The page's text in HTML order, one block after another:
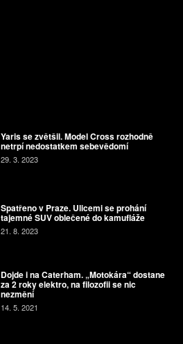
Yaris se zvětšil. Model Cross rozhodně
netrpí nedostatkem sebevědomí
29. 3. 2023
Spatřeno v Praze. Ulicemi se prohání
tajemné SUV oblečené do kamufláže
21. 8. 2023
Dojde i na Caterham. „Motokára“ dostane
za 2 roky elektro, na filozofii se nic
nezmění
14. 5. 2021